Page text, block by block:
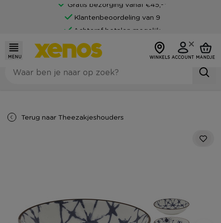
Gratis bezorging vanaf €45,-*
Klantenbeoordeling van 9
Achteraf betalen mogelijk
MENU WINKELS ACCOUNT MANDJE
Terug naar Theezakjeshouders